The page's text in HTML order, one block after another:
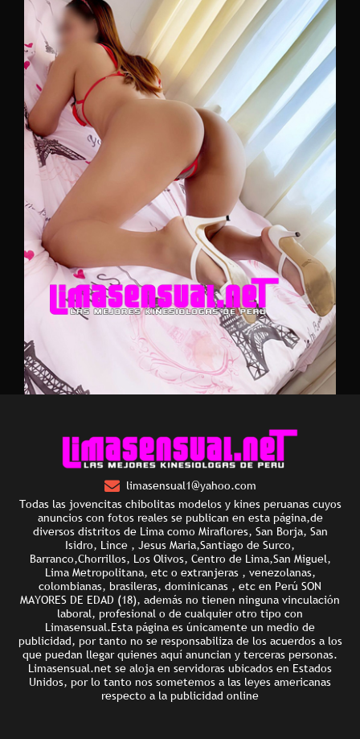
limasensual1@yahoo.com
Todas las jovencitas chibolitas modelos y kines peruanas cuyos
anuncios con fotos reales se publican en esta página,de
diversos distritos de Lima como Miraflores, San Borja, San
Isidro, Lince , Jesus Maria,Santiago de Surco,
Barranco,Chorrillos, Los Olivos, Centro de Lima,San Miguel,
Lima Metropolitana, etc o extranjeras , venezolanas,
colombianas, brasileras, dominicanas , etc en Perú SON
MAYORES DE EDAD (18), además no tienen ninguna vinculación
laboral, profesional o de cualquier otro tipo con
Limasensual.Esta página es únicamente un medio de
publicidad, por tanto no se responsabiliza de los acuerdos a los
que puedan llegar quienes aquí anuncian y terceras personas.
Limasensual.net se aloja en servidoras ubicados en Estados
Unidos, por lo tanto nos sometemos a las leyes americanas
respecto a la publicidad online